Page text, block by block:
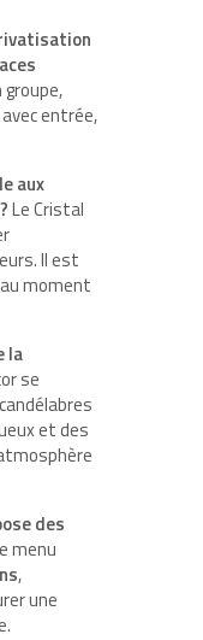
entrée,
aux
Le Cristal
Il est
moment
la
se
et des
des
menu
,
une